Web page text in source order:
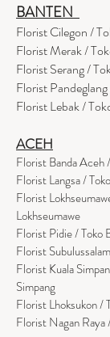
BANTEN
Florist Cilegon /
Florist Merak /
Florist Serang /
Florist
Florist Lebak /
ACEH
Florist Banda Aceh
Florist Langsa /
Florist
Lokhseumawe
Florist Pidie / Toko
Florist
Florist Kuala
Simpang
Florist Lhoksukon /
Florist Nagan Raya